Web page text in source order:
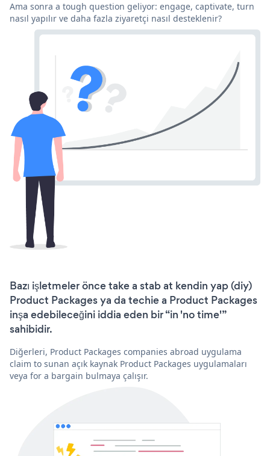
Ama sonra a tough question geliyor: engage, captivate, turn
nasıl yapılır ve daha fazla ziyaretçi nasıl desteklenir?
Bazı işletmeler önce take a stab at kendin yap (diy)
Product Packages ya da techie a Product Packages
inşa edebileceğini iddia eden bir “in 'no time'”
sahibidir.
Diğerleri, Product Packages companies abroad uygulama
claim to sunan açık kaynak Product Packages uygulamaları
veya for a bargain bulmaya çalışır.